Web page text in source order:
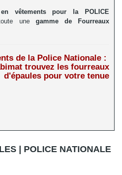
vêtements pour la POLICE
une gamme de Fourreaux
de la Police Nationale :
trouvez les fourreaux
d'épaules pour votre tenue
| POLICE NATIONALE